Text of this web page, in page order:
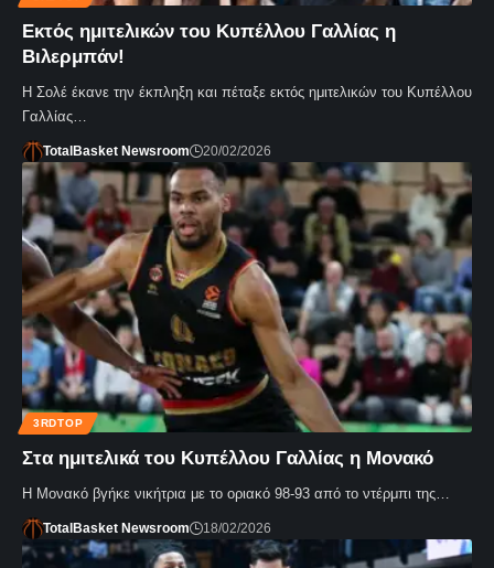
Εκτός ημιτελικών του Κυπέλλου Γαλλίας η
Βιλερμπάν!
Η Σολέ έκανε την έκπληξη και πέταξε εκτός ημιτελικών του Κυπέλλου
Γαλλίας…
TotalBasket Newsroom 20/02/2026
3RDTOP
Στα ημιτελικά του Κυπέλλου Γαλλίας η Μονακό
Η Μονακό βγήκε νικήτρια με το οριακό 98-93 από το ντέρμπι της…
TotalBasket Newsroom 18/02/2026